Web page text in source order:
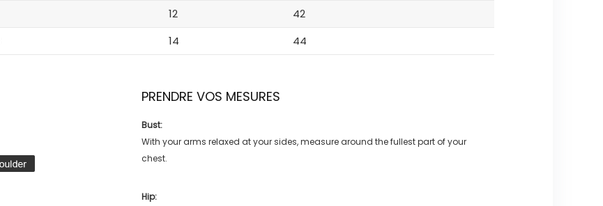
12
42
14 44
PRENDRE VOS MESURES
Bust:
With your arms relaxed at your sides, measure around the fullest part of your
chest.
Hip: